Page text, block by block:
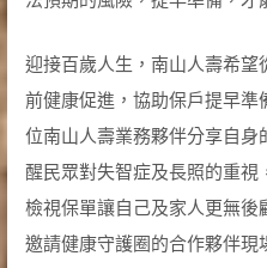
迎接百歲人生，南山人壽希
前健康促進，協助保戶提早準
位南山人壽業務夥伴分享自
醒民眾對失智症及長照的重視
檢視保單讓自己及家人更無後
邀請健康守護圈的合作夥伴現